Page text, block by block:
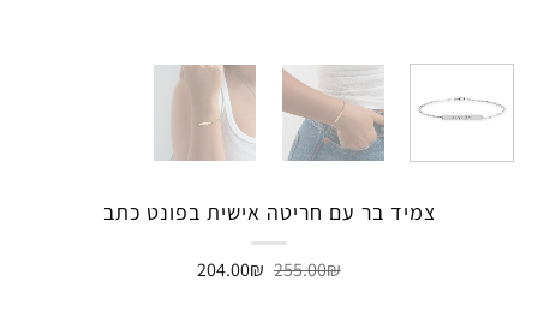
צמיד בר עם חריטה אישית בפונט כתב
255.00₪ המחיר
204.00₪ המחיר